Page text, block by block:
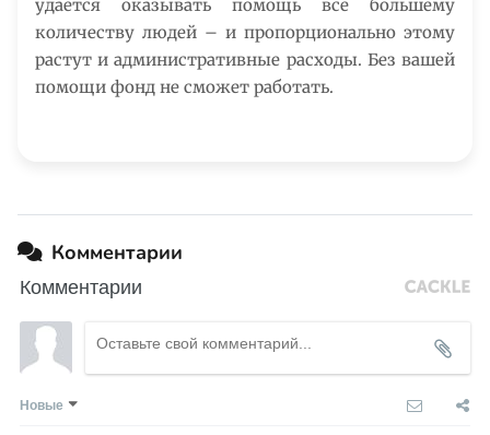
удается оказывать помощь все большему
количеству людей – и пропорционально этому
растут и административные расходы. Без вашей
помощи фонд не сможет работать.
Комментарии
Комментарии
Новые